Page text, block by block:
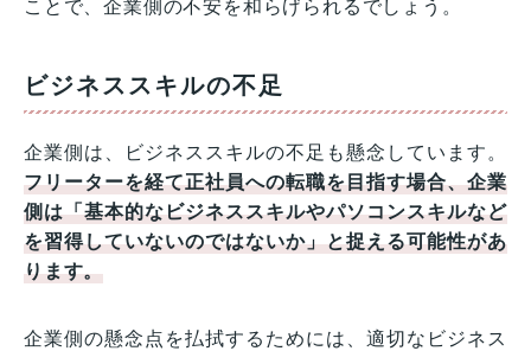
ことで、企業側の不安を和らげられるでしょう。
ビジネススキルの不足
企業側は、ビジネススキルの不足も懸念しています。
フリーターを経て正社員への転職を目指す場合、企業
側は「基本的なビジネススキルやパソコンスキルなど
を習得していないのではないか」と捉える可能性があ
ります。
企業側の懸念点を払拭するためには、適切なビジネス